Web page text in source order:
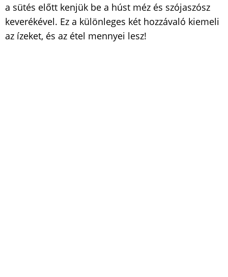
a sütés előtt kenjük be a húst méz és szójaszósz
keverékével. Ez a különleges két hozzávaló kiemeli
az ízeket, és az étel mennyei lesz!